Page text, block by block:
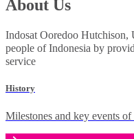
About Us
Indosat Ooredoo
people of Indonesia by
service
History
Milestones and key events